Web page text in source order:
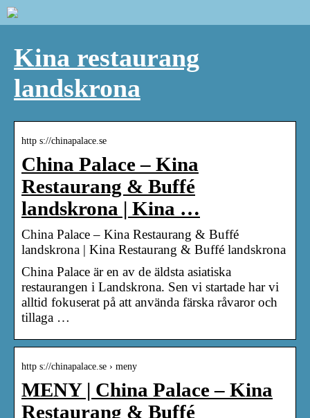
Kina restaurang
landskrona
http s://chinapalace.se
China Palace – Kina
Restaurang & Buffé
landskrona | Kina …
China Palace – Kina Restaurang & Buffé
landskrona | Kina Restaurang & Buffé landskrona
China Palace är en av de äldsta asiatiska
restaurangen i Landskrona. Sen vi startade har vi
alltid fokuserat på att använda färska råvaror och
tillaga …
http s://chinapalace.se › meny
MENY | China Palace – Kina
Restaurang & Buffé